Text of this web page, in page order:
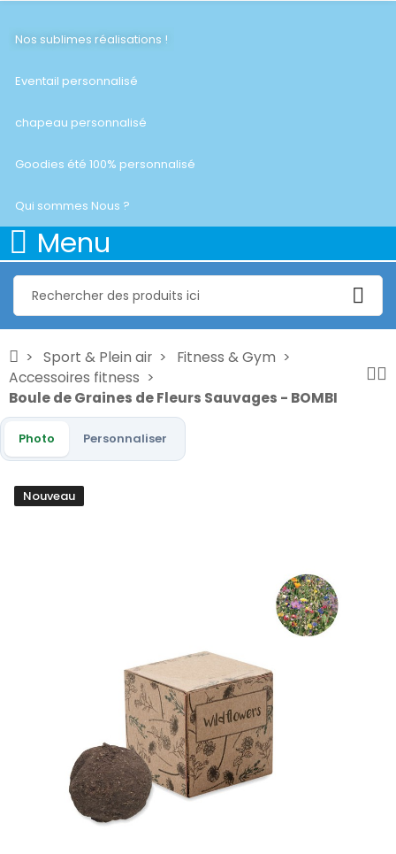
Nos sublimes réalisations !
Eventail personnalisé
chapeau personnalisé
Goodies été 100% personnalisé
Qui sommes Nous ?
Menu
Sport & Plein air
Fitness & Gym
Accessoires fitness
Boule de Graines de Fleurs Sauvages - BOMBI
Photo Personnaliser
Nouveau